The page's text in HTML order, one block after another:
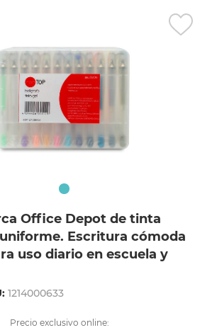
Office Depot de tinta
Escritura cómoda
uso diario en escuela y
1214000633
Precio exclusivo online: